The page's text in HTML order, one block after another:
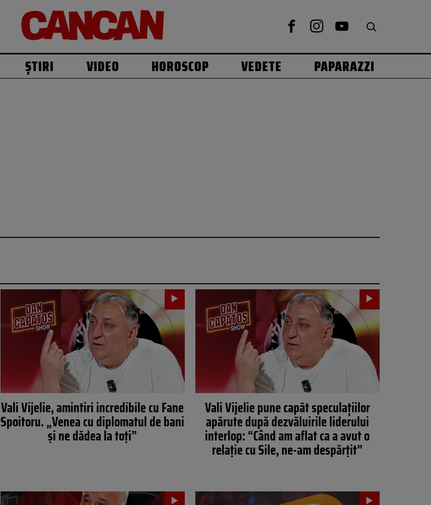
ȘTIRI VIDEO HOROSCOP VEDETE PAPARAZZI
Vali Vijelie, amintiri incredibile cu Fane
Spoitoru. „Venea cu diplomatul de bani
și ne dădea la toți”
Vali Vijelie pune capăt speculațiilor
apărute după dezvăluirile liderului
interlop: “Când am aflat ca a avut o
relație cu Sile, ne-am despărțit”